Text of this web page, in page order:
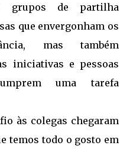
grupos de partilha
que envergonham os
mas também
iniciativas e pessoas
uma tarefa
às colegas chegaram
temos todo o gosto em